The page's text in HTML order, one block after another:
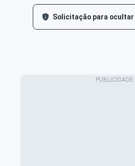
Solicitação para ocultar